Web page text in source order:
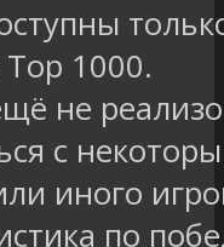
1000.
не
с
иного
по